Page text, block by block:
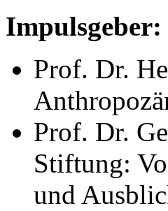
Impulsgeber:
Prof. Dr.
Prof. Dr.
Stiftung:
und